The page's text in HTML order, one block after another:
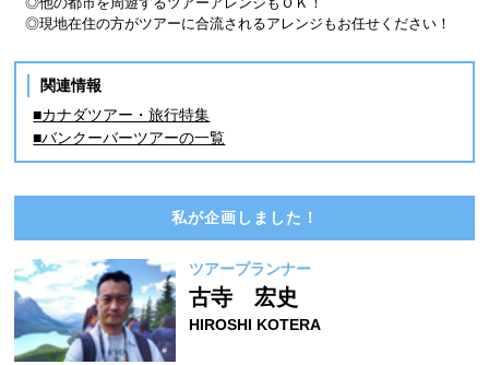
◎現地在住の方がツアーに合流されるアレンジもお任せください！
関連情報
■カナダツアー・旅行特集
■バンクーバーツアーの一覧
私が企画しました！
ツアープランナー
古寺 宏史
HIROSHI KOTERA